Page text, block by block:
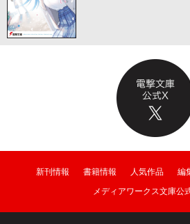
新刊情報 書籍情報 人気作品 編
メディアワークス文庫公